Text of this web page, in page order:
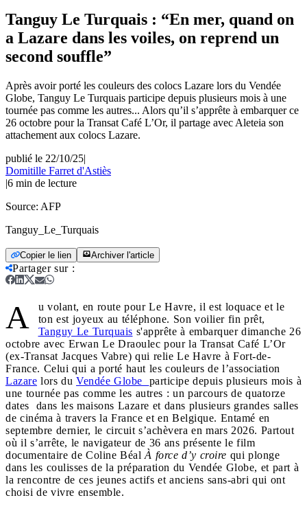
Tanguy Le Turquais : “En mer, quand on
a Lazare dans les voiles, on reprend un
second souffle”
Après avoir porté les couleurs des colocs Lazare lors du Vendée
Globe, Tanguy Le Turquais participe depuis plusieurs mois à une
tournée pas comme les autres... Alors qu’il s’apprête à embarquer ce
26 octobre pour la Transat Café L’Or, il partage avec Aleteia son
attachement aux colocs Lazare.
publié le 22/10/25|
Domitille Farret d'Astiès
|6 min de lecture
Source: AFP
Tanguy_Le_Turquais
Copier le lien Archiver l'article
Partager sur:
A
u volant, en route pour Le Havre, il est loquace et le
ton est joyeux au téléphone. Son voilier fin prêt,
Tanguy Le Turquais s'apprête à embarquer dimanche 26
octobre avec Erwan Le Draoulec pour la Transat Café L’Or
(ex-Transat Jacques Vabre) qui relie Le Havre à Fort-de-
France. Celui qui a porté haut les couleurs de l’association
Lazare lors du Vendée Globe participe depuis plusieurs mois à
une tournée pas comme les autres : un parcours de quatorze
dates dans les maisons Lazare et dans plusieurs grandes salles
de cinéma à travers la France et en Belgique. Entamé en
septembre dernier, le circuit s’achèvera en mars 2026. Partout
où il s’arrête, le navigateur de 36 ans présente le film
documentaire de Coline Béal À force d’y croire qui plonge
dans les coulisses de la préparation du Vendée Globe, et part à
la rencontre de ces jeunes actifs et anciens sans-abri qui ont
choisi de vivre ensemble.